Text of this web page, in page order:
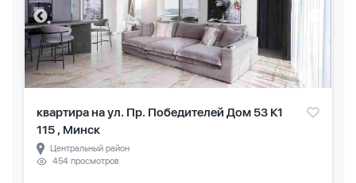
квартира на ул. Пр. Победителей Дом 53 К1
115 , Минск
Центральный район
454 просмотров